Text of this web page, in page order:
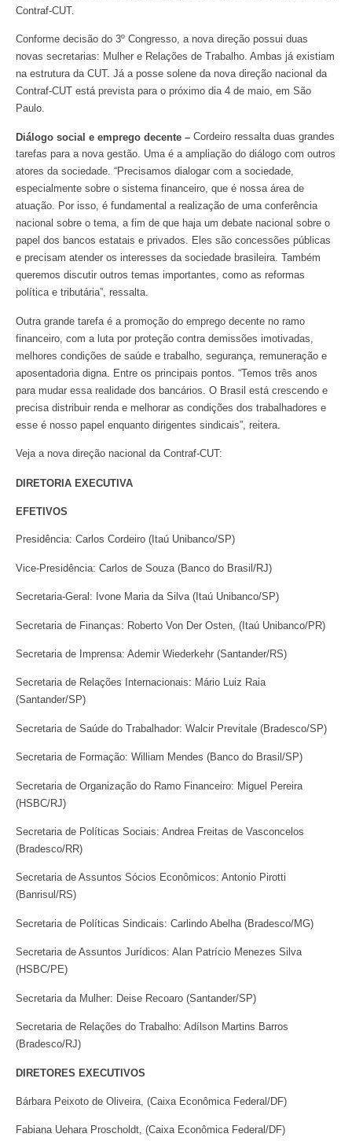
Contraf-CUT.
Conforme decisão do 3º Congresso, a nova direção possui duas
novas secretarias: Mulher e Relações de Trabalho. Ambas já existiam
na estrutura da CUT. Já a posse solene da nova direção nacional da
Contraf-CUT está prevista para o próximo dia 4 de maio, em São
Paulo.
Diálogo social e emprego decente – Cordeiro ressalta duas grandes
tarefas para a nova gestão. Uma é a ampliação do diálogo com outros
atores da sociedade. “Precisamos dialogar com a sociedade,
especialmente sobre o sistema financeiro, que é nossa área de
atuação. Por isso, é fundamental a realização de uma conferência
nacional sobre o tema, a fim de que haja um debate nacional sobre o
papel dos bancos estatais e privados. Eles são concessões públicas
e precisam atender os interesses da sociedade brasileira. Também
queremos discutir outros temas importantes, como as reformas
política e tributária”, ressalta.
Outra grande tarefa é a promoção do emprego decente no ramo
financeiro, com a luta por proteção contra demissões imotivadas,
melhores condições de saúde e trabalho, segurança, remuneração e
aposentadoria digna. Entre os principais pontos. “Temos três anos
para mudar essa realidade dos bancários. O Brasil está crescendo e
precisa distribuir renda e melhorar as condições dos trabalhadores e
esse é nosso papel enquanto dirigentes sindicais”, reitera.
Veja a nova direção nacional da Contraf-CUT:
DIRETORIA EXECUTIVA
EFETIVOS
Presidência: Carlos Cordeiro (Itaú Unibanco/SP)
Vice-Presidência: Carlos de Souza (Banco do Brasil/RJ)
Secretaria-Geral: Ivone Maria da Silva (Itaú Unibanco/SP)
Secretaria de Finanças: Roberto Von Der Osten, (Itaú Unibanco/PR)
Secretaria de Imprensa: Ademir Wiederkehr (Santander/RS)
Secretaria de Relações Internacionais: Mário Luiz Raia
(Santander/SP)
Secretaria de Saúde do Trabalhador: Walcir Previtale (Bradesco/SP)
Secretaria de Formação: William Mendes (Banco do Brasil/SP)
Secretaria de Organização do Ramo Financeiro: Miguel Pereira
(HSBC/RJ)
Secretaria de Políticas Sociais: Andrea Freitas de Vasconcelos
(Bradesco/RR)
Secretaria de Assuntos Sócios Econômicos: Antonio Pirotti
(Banrisul/RS)
Secretaria de Políticas Sindicais: Carlindo Abelha (Bradesco/MG)
Secretaria de Assuntos Jurídicos: Alan Patrício Menezes Silva
(HSBC/PE)
Secretaria da Mulher: Deise Recoaro (Santander/SP)
Secretaria de Relações do Trabalho: Adílson Martins Barros
(Bradesco/RJ)
DIRETORES EXECUTIVOS
Bárbara Peixoto de Oliveira, (Caixa Econômica Federal/DF)
Fabiana Uehara Proscholdt, (Caixa Econômica Federal/DF)